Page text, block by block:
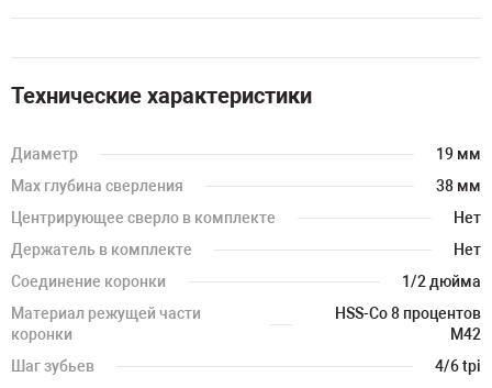
Технические характеристики
Диаметр
19 мм
Max глубина сверления
38 мм
Центрирующее сверло в комплекте
Нет
Держатель в комплекте
Нет
Соединение коронки
1/2 дюйма
Материал режущей части
коронки
HSS-Co 8 процентов
M42
Шаг зубьев
4/6 tpi